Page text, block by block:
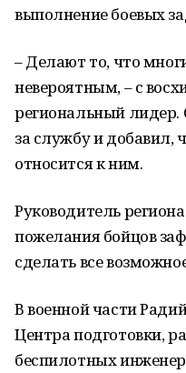
выполнение боевых
– Делают то, что
невероятным, – с
региональный лидер.
за службу и добавил,
относится к ним.
Руководитель
пожелания бойцов
сделать все
В военной части
Центра подготовки,
беспилотных